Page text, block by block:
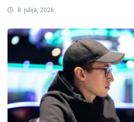
8. julija, 2026